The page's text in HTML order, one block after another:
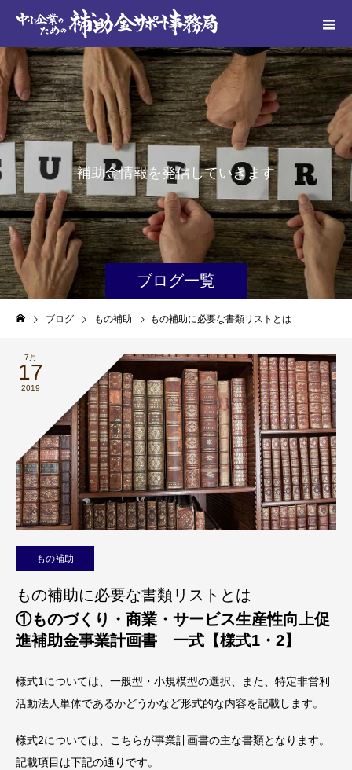
ブログ一覧
補助金情報を発信 していき ま す
ブログ もの補助 もの補助に必要な書類リストとは
7月
17
2019
もの補助
もの補助に必要な書類リストとは
①ものづくり・商業・サービス生産性向上促
進補助金事業計画書 一式【様式1・2】
様式1については、一般型・小規模型の選択、また、特定非営利
活動法人単体であるかどうかなど形式的な内容を記載します。
様式2については、こちらが事業計画書の主な書類となります。
記載項目は下記の通りです。